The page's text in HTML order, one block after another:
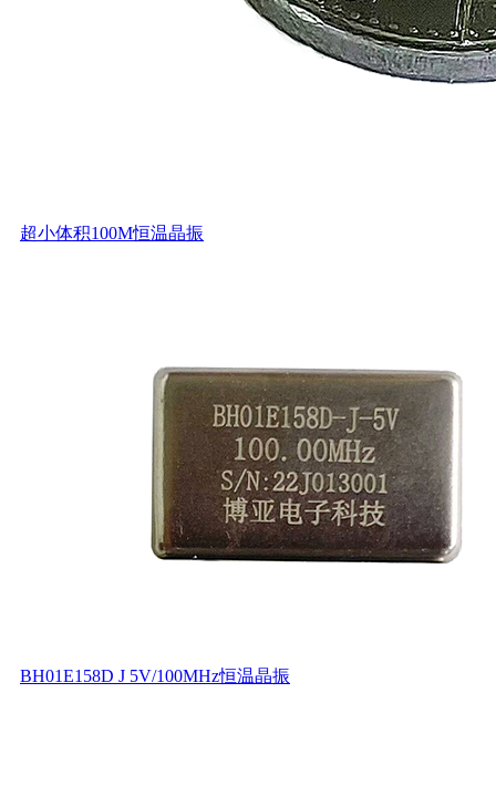
超小体积100M恒温晶振
BH01E158D J 5V/100MHz恒温晶振